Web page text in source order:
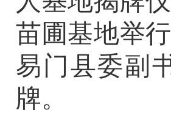
苗圃基地举
易门县委副
牌。